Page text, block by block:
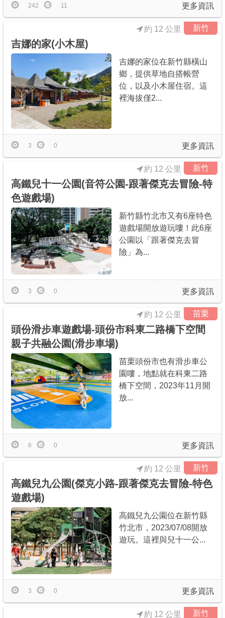
更多資訊
242 11
新竹
吉娜的家(小木屋)
約 12 公里
吉娜的家位在新竹縣橫山
鄉，提供草地自搭帳營
位，以及小木屋住宿。這
裡海拔僅2...
更多資訊
3 0
新竹
高鐵兒十一公園(音符公園-跟著傑克去冒險-特
色遊戲場)
約 12 公里
新竹縣竹北市又有6座特色
遊戲場開放遊玩嘍！此6座
公園以「跟著傑克去冒
險」為...
更多資訊
3 0
苗栗
頭份滑步車遊戲場-頭份市科東二路橋下空間
親子共融公園(滑步車場)
約 12 公里
苗栗頭份市也有滑步車公
園嘍，地點就在科東二路
橋下空間，2023年11月開
放...
更多資訊
6 0
新竹
高鐵兒九公園(傑克小路-跟著傑克去冒險-特色
遊戲場)
約 12 公里
高鐵兒九公園位在新竹縣
竹北市，2023/07/08開放
遊玩。這裡與兒十一公...
更多資訊
3 0
新竹
約 12 公里